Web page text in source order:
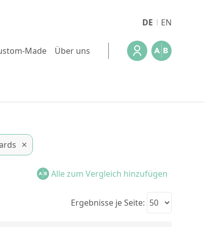
DE EN
Made Über uns
Alle zum Vergleich hinzufügen
Ergebnisse je Seite: